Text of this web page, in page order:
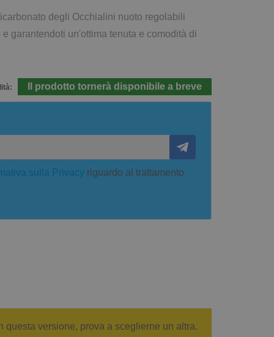
degli Occhialini nuoto regolabili
garantendoti un'ottima tenuta e comodità di
Il prodotto tornerà disponibile a breve
sulla Privacy riguardo al trattamento
versione, prova a sceglierne un altra.